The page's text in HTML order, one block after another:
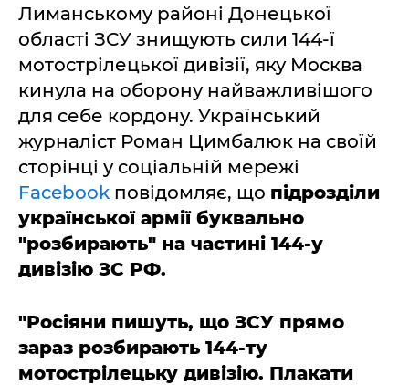
Лиманському районі Донецької
області ЗСУ знищують сили 144-ї
мотострілецької дивізії, яку Москва
кинула на оборону найважливішого
для себе кордону. Український
журналіст Роман Цимбалюк на своїй
сторінці у соціальній мережі
Facebook повідомляє, що підрозділи
української армії буквально
"розбирають" на частині 144-у
дивізію ЗС РФ.
"Росіяни пишуть, що ЗСУ прямо
зараз розбирають 144-ту
мотострілецьку дивізію. Плакати